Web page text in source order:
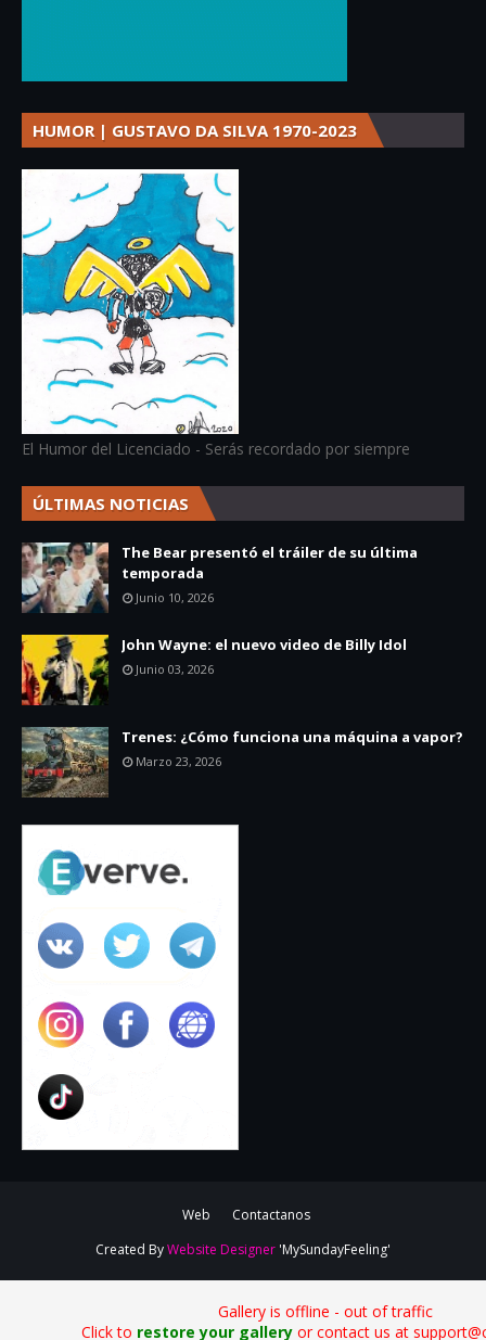
HUMOR | GUSTAVO DA SILVA 1970-2023
El Humor del Licenciado - Serás recordado por siempre
ÚLTIMAS NOTICIAS
The Bear presentó el tráiler de su última
temporada
Junio 10, 2026
John Wayne: el nuevo video de Billy Idol
Junio 03, 2026
Trenes: ¿Cómo funciona una máquina a vapor?
Marzo 23, 2026
Web
Contactanos
Created ByWebsite Designer 'MySundayFeeling'
Gallery is offline - out of traffic
Click to restore your galleryor contact us at